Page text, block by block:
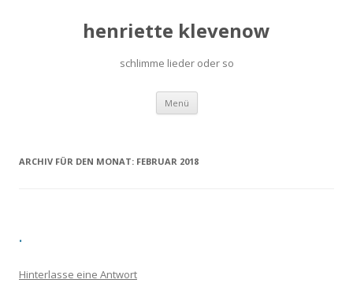
henriette klevenow
schlimme lieder oder so
Menü Zum Inhalt springen
ARCHIV FÜR DEN MONAT: FEBRUAR 2018
.
Hinterlasse eine Antwort